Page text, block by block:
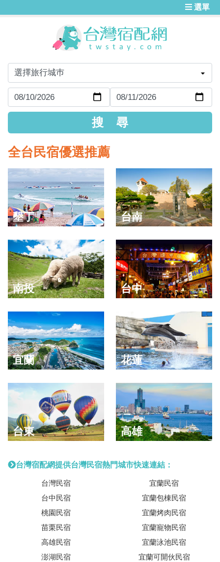
選單
全台民宿優選推薦
墾丁 台南
南投 台中
宜蘭 花蓮
台東 高雄
台灣宿配網提供台灣民宿熱門城市快速連結：
台灣民宿
台中民宿
桃園民宿
苗栗民宿
高雄民宿
澎湖民宿
宜蘭民宿
宜蘭包棟民宿
宜蘭烤肉民宿
宜蘭寵物民宿
宜蘭泳池民宿
宜蘭可開伙民宿